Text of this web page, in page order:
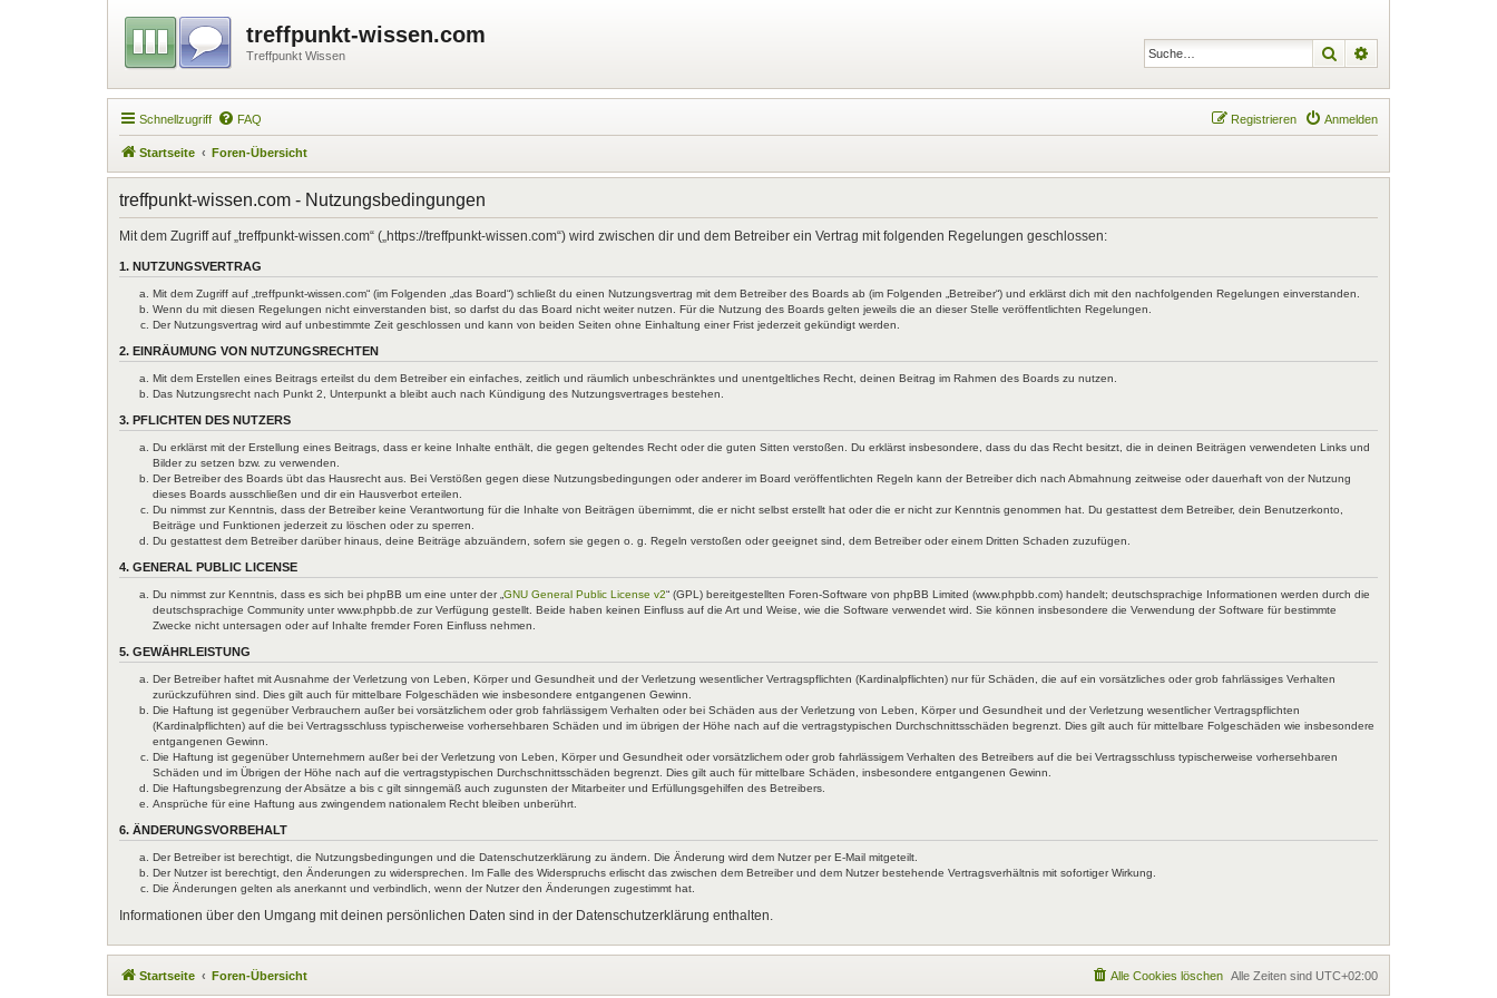
treffpunkt-wissen.com
Treffpunkt Wissen Suche
Schnellzugriff FAQ Anmelden
Registrieren
Startseite Foren-Übersicht
treffpunkt-wissen.com - Nutzungsbedingungen
Mit dem Zugriff auf „treffpunkt-wissen.com“ („https://treffpunkt-wissen.com“) wird zwischen dir und dem Betreiber ein Vertrag mit folgenden Regelungen geschlossen:
1. NUTZUNGSVERTRAG
Mit dem Zugriff auf „treffpunkt-wissen.com“ (im Folgenden „das Board“) schließt du einen Nutzungsvertrag mit dem Betreiber des Boards ab (im Folgenden „Betreiber“) und erklärst dich mit den nachfolgenden Regelungen einverstanden.
Wenn du mit diesen Regelungen nicht einverstanden bist, so darfst du das Board nicht weiter nutzen. Für die Nutzung des Boards gelten jeweils die an dieser Stelle veröffentlichten Regelungen.
Der Nutzungsvertrag wird auf unbestimmte Zeit geschlossen und kann von beiden Seiten ohne Einhaltung einer Frist jederzeit gekündigt werden.
2. EINRÄUMUNG VON NUTZUNGSRECHTEN
Mit dem Erstellen eines Beitrags erteilst du dem Betreiber ein einfaches, zeitlich und räumlich unbeschränktes und unentgeltliches Recht, deinen Beitrag im Rahmen des Boards zu nutzen.
Das Nutzungsrecht nach Punkt 2, Unterpunkt a bleibt auch nach Kündigung des Nutzungsvertrages bestehen.
3. PFLICHTEN DES NUTZERS
Du erklärst mit der Erstellung eines Beitrags, dass er keine Inhalte enthält, die gegen geltendes Recht oder die guten Sitten verstoßen. Du erklärst insbesondere, dass du das Recht besitzt, die in deinen Beiträgen verwendeten Links und
Bilder zu setzen bzw. zu verwenden.
Der Betreiber des Boards übt das Hausrecht aus. Bei Verstößen gegen diese Nutzungsbedingungen oder anderer im Board veröffentlichten Regeln kann der Betreiber dich nach Abmahnung zeitweise oder dauerhaft von der Nutzung
dieses Boards ausschließen und dir ein Hausverbot erteilen.
Du nimmst zur Kenntnis, dass der Betreiber keine Verantwortung für die Inhalte von Beiträgen übernimmt, die er nicht selbst erstellt hat oder die er nicht zur Kenntnis genommen hat. Du gestattest dem Betreiber, dein Benutzerkonto,
Beiträge und Funktionen jederzeit zu löschen oder zu sperren.
Du gestattest dem Betreiber darüber hinaus, deine Beiträge abzuändern, sofern sie gegen o. g. Regeln verstoßen oder geeignet sind, dem Betreiber oder einem Dritten Schaden zuzufügen.
4. GENERAL PUBLIC LICENSE
Du nimmst zur Kenntnis, dass es sich bei phpBB um eine unter der „ GNU General Public License v2“ (GPL) bereitgestellten Foren-Software von phpBB Limited (www.phpbb.com) handelt; deutschsprachige Informationen werden durch die
deutschsprachige Community unter www.phpbb.de zur Verfügung gestellt. Beide haben keinen Einfluss auf die Art und Weise, wie die Software verwendet wird. Sie können insbesondere die Verwendung der Software für bestimmte
Zwecke nicht untersagen oder auf Inhalte fremder Foren Einfluss nehmen.
5. GEWÄHRLEISTUNG
Der Betreiber haftet mit Ausnahme der Verletzung von Leben, Körper und Gesundheit und der Verletzung wesentlicher Vertragspflichten (Kardinalpflichten) nur für Schäden, die auf ein vorsätzliches oder grob fahrlässiges Verhalten
zurückzuführen sind. Dies gilt auch für mittelbare Folgeschäden wie insbesondere entgangenen Gewinn.
Die Haftung ist gegenüber Verbrauchern außer bei vorsätzlichem oder grob fahrlässigem Verhalten oder bei Schäden aus der Verletzung von Leben, Körper und Gesundheit und der Verletzung wesentlicher Vertragspflichten
(Kardinalpflichten) auf die bei Vertragsschluss typischerweise vorhersehbaren Schäden und im übrigen der Höhe nach auf die vertragstypischen Durchschnittsschäden begrenzt. Dies gilt auch für mittelbare Folgeschäden wie insbesondere
entgangenen Gewinn.
Die Haftung ist gegenüber Unternehmern außer bei der Verletzung von Leben, Körper und Gesundheit oder vorsätzlichem oder grob fahrlässigem Verhalten des Betreibers auf die bei Vertragsschluss typischerweise vorhersehbaren
Schäden und im Übrigen der Höhe nach auf die vertragstypischen Durchschnittsschäden begrenzt. Dies gilt auch für mittelbare Schäden, insbesondere entgangenen Gewinn.
Die Haftungsbegrenzung der Absätze a bis c gilt sinngemäß auch zugunsten der Mitarbeiter und Erfüllungsgehilfen des Betreibers.
Ansprüche für eine Haftung aus zwingendem nationalem Recht bleiben unberührt.
6. ÄNDERUNGSVORBEHALT
Der Betreiber ist berechtigt, die Nutzungsbedingungen und die Datenschutzerklärung zu ändern. Die Änderung wird dem Nutzer per E-Mail mitgeteilt.
Der Nutzer ist berechtigt, den Änderungen zu widersprechen. Im Falle des Widerspruchs erlischt das zwischen dem Betreiber und dem Nutzer bestehende Vertragsverhältnis mit sofortiger Wirkung.
Die Änderungen gelten als anerkannt und verbindlich, wenn der Nutzer den Änderungen zugestimmt hat.
Informationen über den Umgang mit deinen persönlichen Daten sind in der Datenschutzerklärung enthalten.
Startseite Foren-Übersicht Alle Zeiten sind UTC+02:00
Alle Cookies löschen